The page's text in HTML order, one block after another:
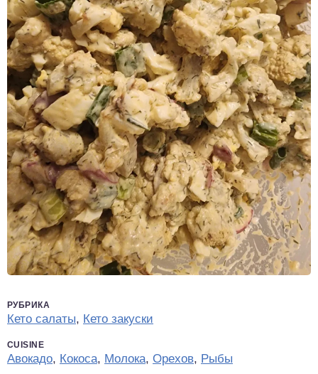
РУБРИКА
Кето салаты, Кето закуски
CUISINE
Авокадо, Кокоса, Молока, Орехов, Рыбы